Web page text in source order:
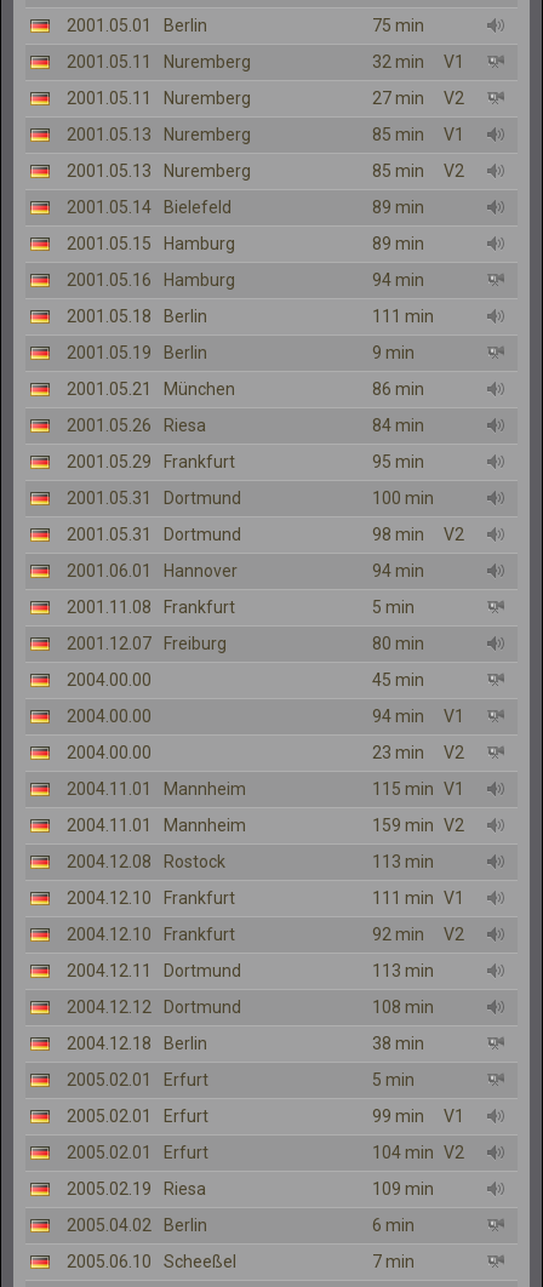
2001.05.01 Berlin
75 min
2001.05.11
Nuremberg 32 min
V1
2001.05.11
Nuremberg 27 min
V2
2001.05.13
Nuremberg 85 min
V1
2001.05.13
Nuremberg 85 min
V2
2001.05.14
Bielefeld
89 min
2001.05.15
Hamburg
89 min
2001.05.16
Hamburg
94 min
2001.05.18
Berlin
111 min
2001.05.19
Berlin
9 min
2001.05.21
München
86 min
2001.05.26
Riesa
84 min
2001.05.29
Frankfurt
95 min
2001.05.31
Dortmund
100 min
2001.05.31
Dortmund 98 min
V2
2001.06.01
Hannover
94 min
2001.11.08
Frankfurt
5 min
2001.12.07
Freiburg
80 min
2004.00.00
45 min
2004.00.00
94 min
V1
2004.00.00
23 min
V2
2004.11.01
Mannheim 115 min V1
2004.11.01
Mannheim 159 min V2
2004.12.08
Rostock
113 min
2004.12.10
Frankfurt 111 min V1
2004.12.10
Frankfurt 92 min
V2
2004.12.11
Dortmund
113 min
2004.12.12
Dortmund
108 min
2004.12.18
Berlin
38 min
2005.02.01
Erfurt
5 min
2005.02.01
Erfurt 99 min
V1
2005.02.01
Erfurt 104 min V2
2005.02.19
Riesa
109 min
2005.04.02
Berlin
6 min
2005.06.10
Scheeßel
7 min